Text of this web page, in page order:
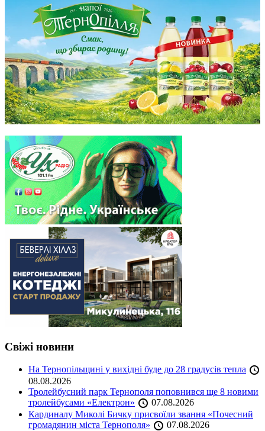
Свіжі новини
На Тернопільщині у вихідні буде до 28 градусів тепла
08.08.2026
Тролейбусний парк Тернополя поповнився ще 8 новими
тролейбусами «Електрон»
07.08.2026
Кардиналу Миколі Бичку присвоїли звання «Почесний
громадянин міста Тернополя»
07.08.2026